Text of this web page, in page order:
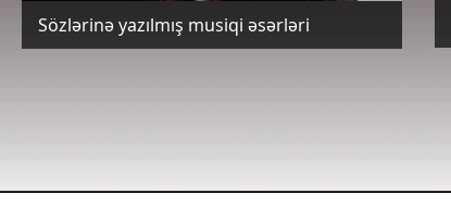
Sözlərinə yazılmış musiqi əsərləri